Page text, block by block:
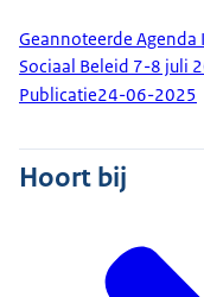
Geannoteerde
Sociaal Beleid 7-8 juli
Publicatie24-06-2025
Hoort bij